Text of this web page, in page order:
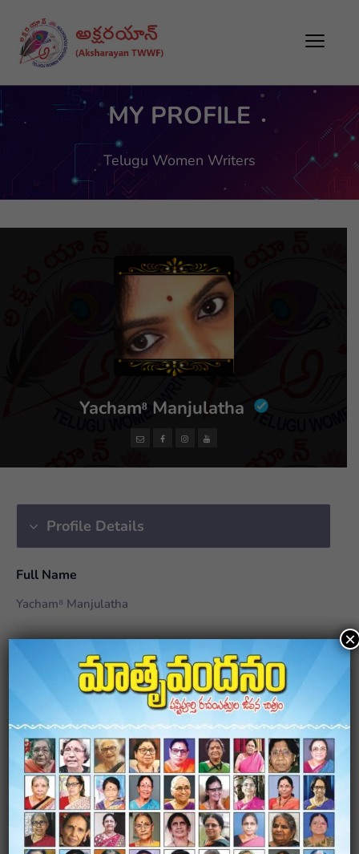
MY PROFILE
Telugu Women Writers
Yacham⁸ Manjulatha
Profile Details
Full Name
Yacham⁸ Manjulatha
Teacher
Gender
Female
Awards
Many
×